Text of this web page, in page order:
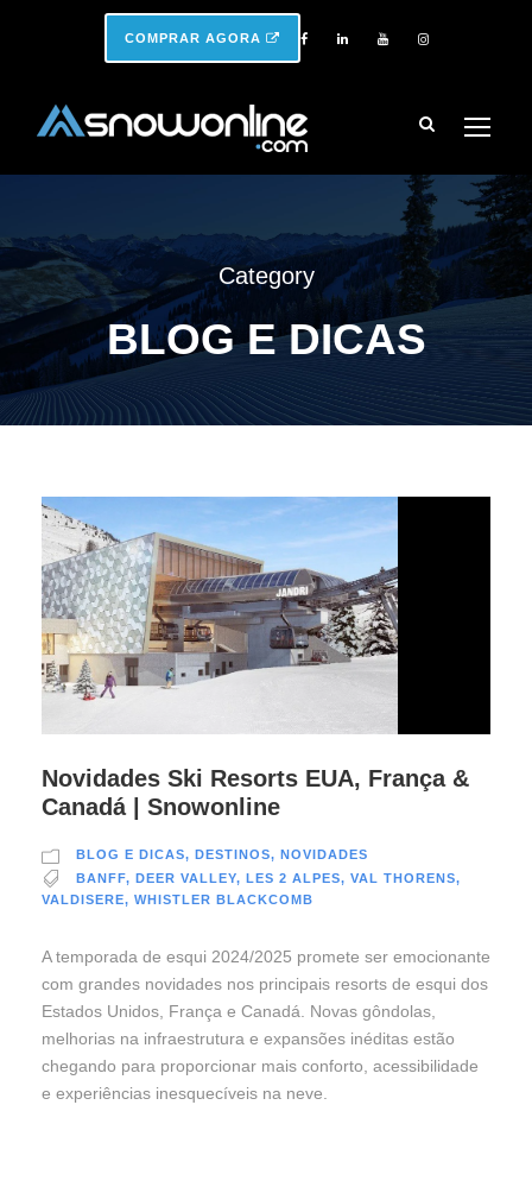
COMPRAR AGORA
Category
BLOG E DICAS
Novidades Ski Resorts EUA, França &
Canadá | Snowonline
BLOG E DICAS, DESTINOS, NOVIDADES
BANFF, DEER VALLEY, LES 2 ALPES, VAL THORENS,
VALDISERE, WHISTLER BLACKCOMB
A temporada de esqui 2024/2025 promete ser emocionante
com grandes novidades nos principais resorts de esqui dos
Estados Unidos, França e Canadá. Novas gôndolas,
melhorias na infraestrutura e expansões inéditas estão
chegando para proporcionar mais conforto, acessibilidade
e experiências inesquecíveis na neve.